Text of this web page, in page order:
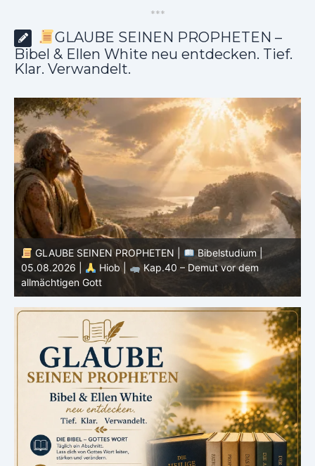
***
GLAUBE SEINEN PROPHETEN –
Bibel & Ellen White neu entdecken. Tief.
Klar. Verwandelt.
GLAUBE SEINEN PROPHETEN |
Bibelstudium |
04.08.2026 |
Hiob |
Kap.39 – Gottes Weisheit in der
Schöpfung